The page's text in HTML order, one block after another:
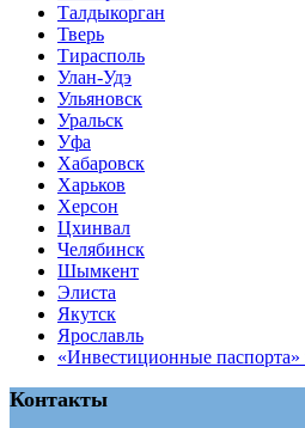
Tалдыкорган
Тверь
Тирасполь
Улан-Удэ
Ульяновск
Уральск
Уфа
Хабаровск
Харьков
Херсон
Цхинвал
Челябинск
Шымкент
Элиста
Якутск
Ярославль
«Инвестиционные
Контакты